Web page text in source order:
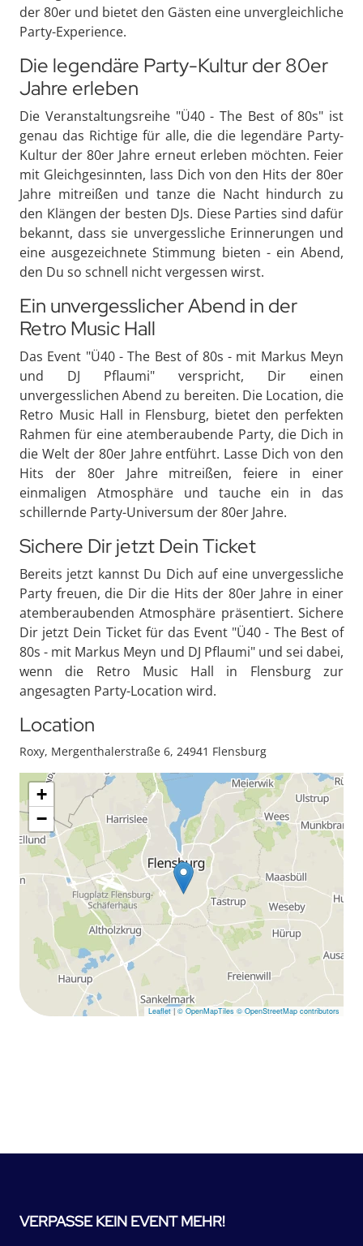
der 80er und bietet den Gästen eine unvergleichliche
Party-Experience.
Die legendäre Party-Kultur der 80er
Jahre erleben
Die Veranstaltungsreihe "Ü40 - The Best of 80s" ist
genau das Richtige für alle, die die legendäre Party-
Kultur der 80er Jahre erneut erleben möchten. Feier
mit Gleichgesinnten, lass Dich von den Hits der 80er
Jahre mitreißen und tanze die Nacht hindurch zu
den Klängen der besten DJs. Diese Parties sind dafür
bekannt, dass sie unvergessliche Erinnerungen und
eine ausgezeichnete Stimmung bieten - ein Abend,
den Du so schnell nicht vergessen wirst.
Ein unvergesslicher Abend in der
Retro Music Hall
Das Event "Ü40 - The Best of 80s - mit Markus Meyn
und DJ Pflaumi" verspricht, Dir einen
unvergesslichen Abend zu bereiten. Die Location, die
Retro Music Hall in Flensburg, bietet den perfekten
Rahmen für eine atemberaubende Party, die Dich in
die Welt der 80er Jahre entführt. Lasse Dich von den
Hits der 80er Jahre mitreißen, feiere in einer
einmaligen Atmosphäre und tauche ein in das
schillernde Party-Universum der 80er Jahre.
Sichere Dir jetzt Dein Ticket
Bereits jetzt kannst Du Dich auf eine unvergessliche
Party freuen, die Dir die Hits der 80er Jahre in einer
atemberaubenden Atmosphäre präsentiert. Sichere
Dir jetzt Dein Ticket für das Event "Ü40 - The Best of
80s - mit Markus Meyn und DJ Pflaumi" und sei dabei,
wenn die Retro Music Hall in Flensburg zur
angesagten Party-Location wird.
Location
Roxy, Mergenthalerstraße 6, 24941 Flensburg
+
−
Leaflet | © OpenMapTiles © OpenStreetMap contributors
VERPASSE KEIN EVENT MEHR!